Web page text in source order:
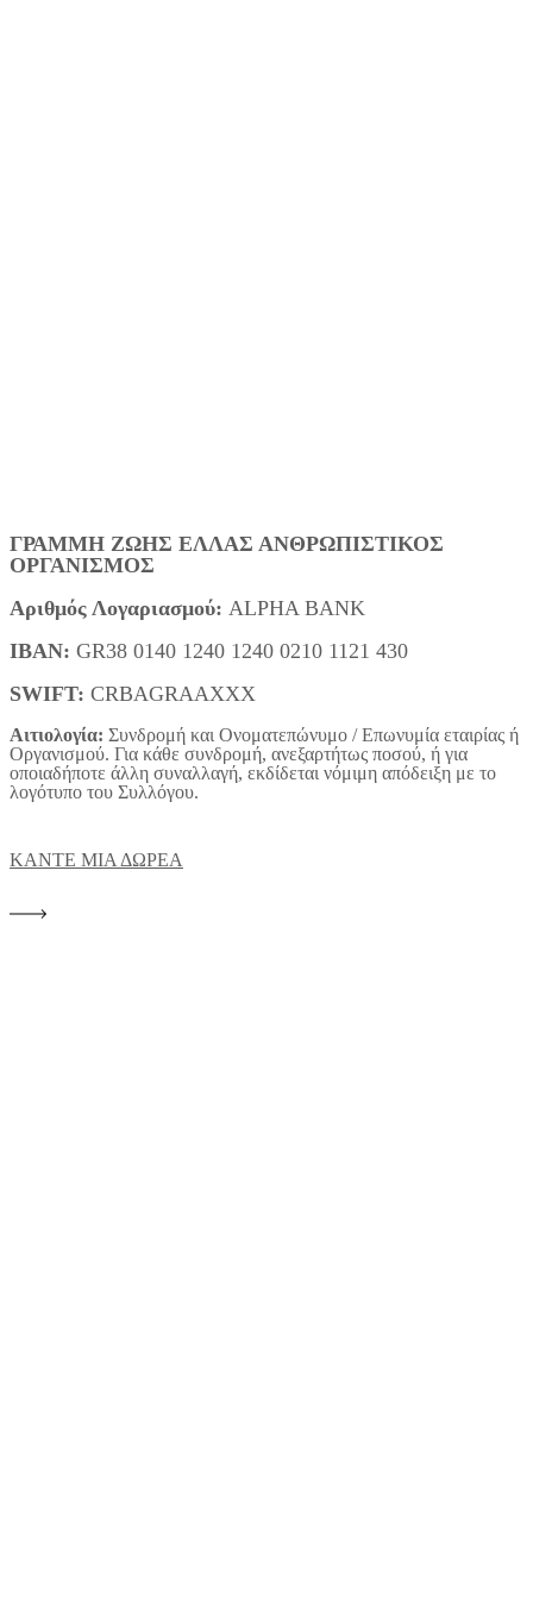
ΓΡΑΜΜΗ ΖΩΗΣ ΕΛΛΑΣ ΑΝΘΡΩΠΙΣΤΙΚΟΣ
ΟΡΓΑΝΙΣΜΟΣ
Αριθμός Λογαριασμού: ALPHA BANK
IBAN: GR38 0140 1240 1240 0210 1121 430
SWIFT: CRBAGRAAXXX
Αιτιολογία: Συνδρομή και Ονοματεπώνυμο / Επωνυμία εταιρίας ή
Οργανισμού. Για κάθε συνδρομή, ανεξαρτήτως ποσού, ή για
οποιαδήποτε άλλη συναλλαγή, εκδίδεται νόμιμη απόδειξη με το
λογότυπο του Συλλόγου.
ΚΑΝΤΕ ΜΙΑ ΔΩΡΕΑ